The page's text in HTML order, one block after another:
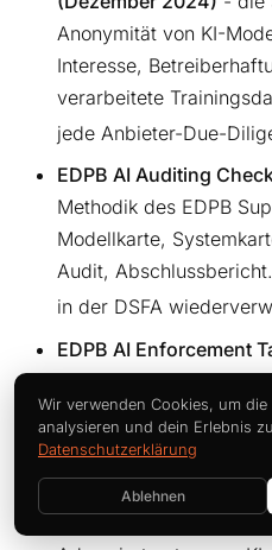
Anonymität von KI-
Interesse,
verarbeitete
jede Anbieter-Due-
EDPB AI Auditing
Methodik des EDPB
Modellkarte,
Audit,
in der DSFA
EDPB AI Enforcement
- die Enforcement-
Aktionen bei KI-
Response-Team für
EDPS Revised
Wir verwenden Cookies, um
analysieren und dein Erlebnis
Datenschutzerklärung
Ablehnen